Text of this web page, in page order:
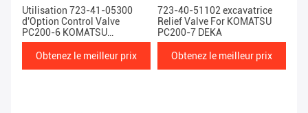
Utilisation 723-41-05300
d'Option Control Valve
PC200-6 KOMATSU
d'excavatrice
Obtenez le meilleur prix
723-40-51102 excavatrice
Relief Valve For KOMATSU
PC200-7 DEKA
Obtenez le meilleur prix